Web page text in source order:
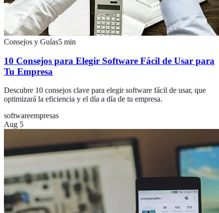
Consejos y Guías5 min
10 Consejos para Elegir Software Fácil de Usar para
Tu Empresa
Descubre 10 consejos clave para elegir software fácil de usar, que
optimizará la eficiencia y el día a día de tu empresa.
softwareempresas
Aug 5